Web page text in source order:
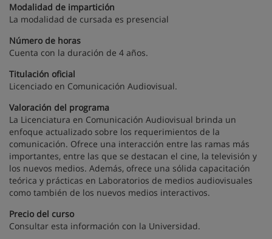
Modalidad de impartición
La modalidad de cursada es presencial
Número de horas
Cuenta con la duración de 4 años.
Titulación oficial
Licenciado en Comunicación Audiovisual.
Valoración del programa
La Licenciatura en Comunicación Audiovisual brinda un
enfoque actualizado sobre los requerimientos de la
comunicación. Ofrece una interacción entre las ramas más
importantes, entre las que se destacan el cine, la televisión y
los nuevos medios. Además, ofrece una sólida capacitación
teórica y prácticas en Laboratorios de medios audiovisuales
como también de los nuevos medios interactivos.
Precio del curso
Consultar esta información con la Universidad.